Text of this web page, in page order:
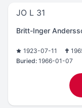
JO L 31
Britt-Inger
1923-07-11
Buried: 1966-01-07